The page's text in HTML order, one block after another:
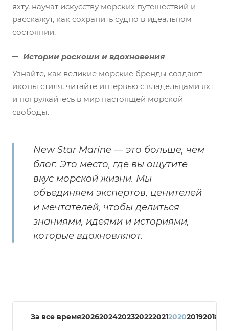
яхту, научат искусству морских путешествий и
расскажут, как сохранить судно в идеальном
состоянии.
Истории роскоши и вдохновения
Узнайте, как великие морские бренды создают
иконы стиля, читайте интервью с владельцами яхт
и погружайтесь в мир настоящей морской
свободы.
New Star Marine — это больше, чем
блог. Это место, где вы ощутите
вкус морской жизни. Мы
объединяем экспертов, ценителей
и мечтателей, чтобы делиться
знаниями, идеями и историями,
которые вдохновляют.
За все время20262024202320222021202020192018